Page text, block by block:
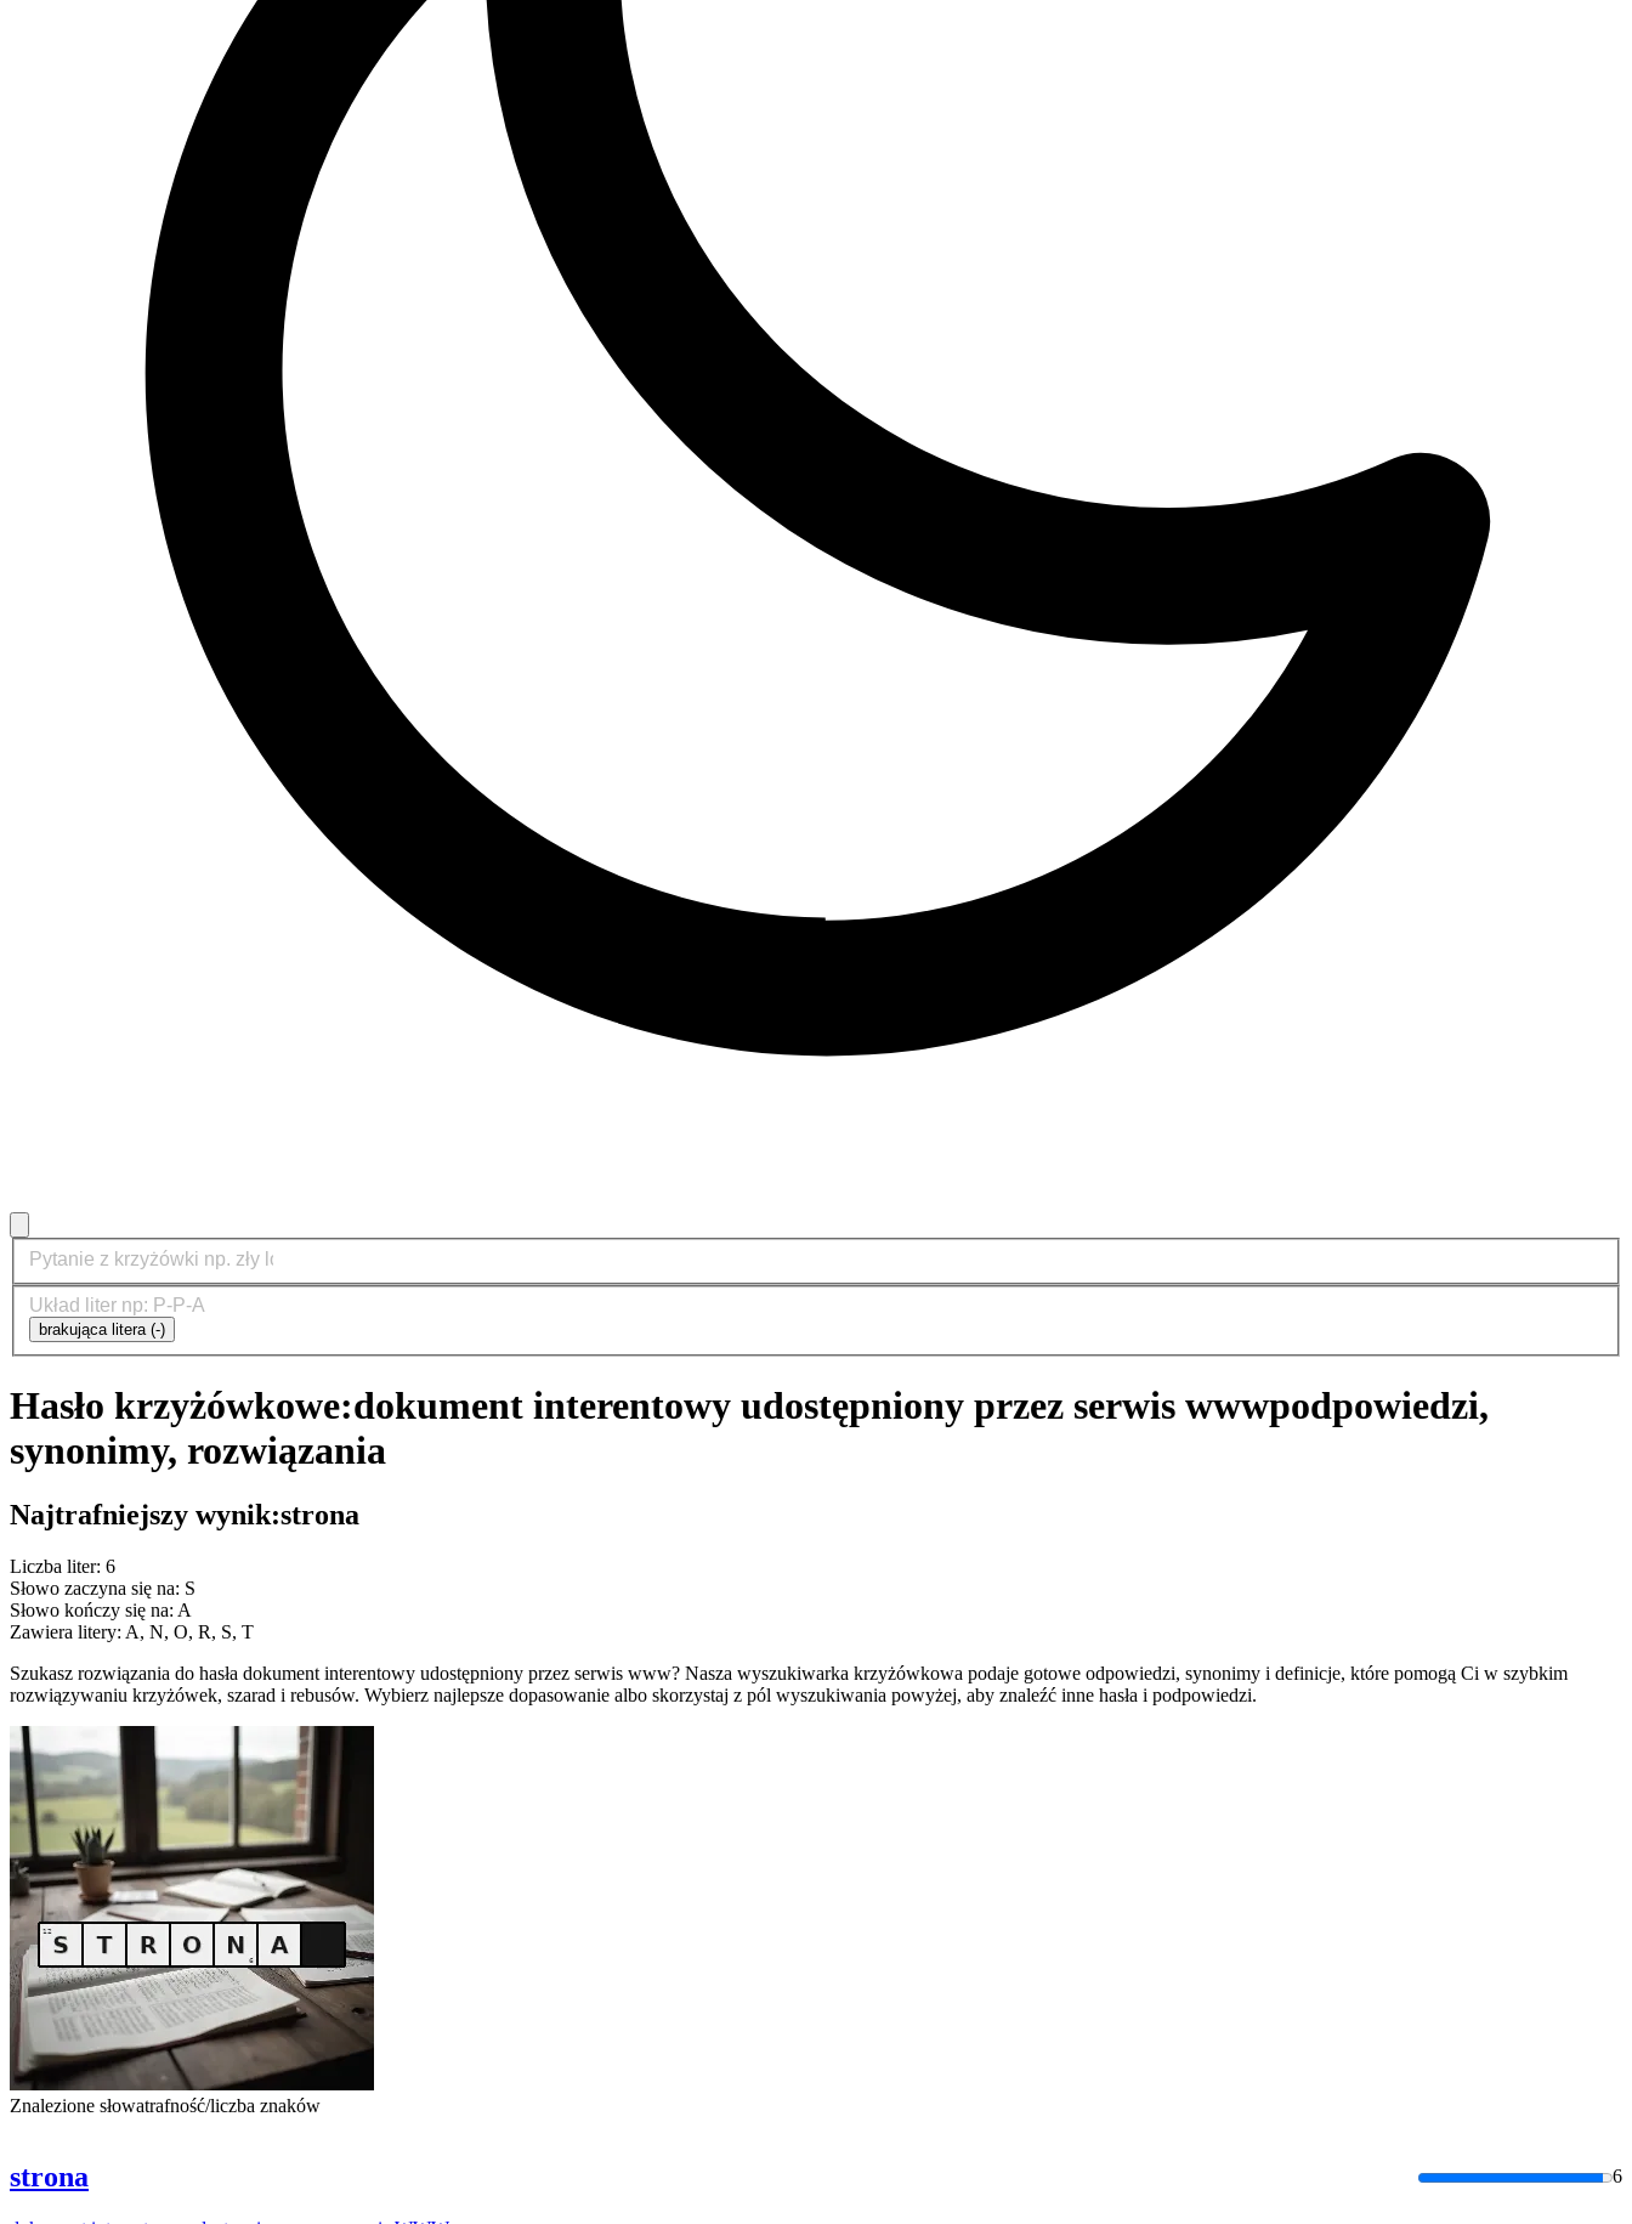
brakująca litera (-)
Hasło krzyżówkowe:dokument interentowy udostępniony przez serwis wwwpodpowiedzi,
synonimy, rozwiązania
Najtrafniejszy wynik:strona
Liczba liter: 6
Słowo zaczyna się na: S
Słowo kończy się na: A
Zawiera litery: A, N, O, R, S, T
Szukasz rozwiązania do hasła dokument interentowy udostępniony przez serwis www? Nasza wyszukiwarka krzyżówkowa podaje gotowe odpowiedzi, synonimy i definicje, które pomogą Ci w szybkim
rozwiązywaniu krzyżówek, szarad i rebusów. Wybierz najlepsze dopasowanie albo skorzystaj z pól wyszukiwania powyżej, aby znaleźć inne hasła i podpowiedzi.
Znalezione słowatrafność/liczba znaków
strona 6